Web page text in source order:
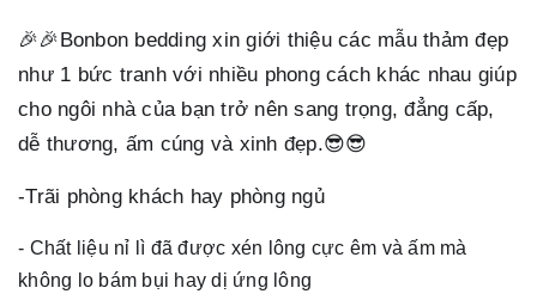
🎉🎉Bonbon bedding xin giới thiệu các mẫu thảm đẹp
như 1 bức tranh với nhiều phong cách khác nhau giúp
cho ngôi nhà của bạn trở nên sang trọng, đẳng cấp,
dễ thương, ấm cúng và xinh đẹp.😎😎
-Trãi phòng khách hay phòng ngủ
- Chất liệu nỉ lì đã được xén lông cực êm và ấm mà
không lo bám bụi hay dị ứng lông